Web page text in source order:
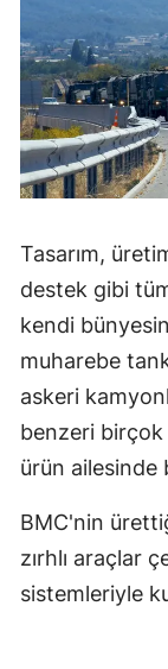
Tasarım,
destek gibi
kendi
muharebe
askeri
benzeri birçok
ürün ailesinde
BMC'nin
zırhlı araçlar
sistemleriyle